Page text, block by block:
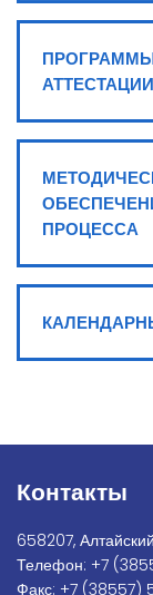
АТТЕСТАЦИИ
ПРОЦЕССА
Контакты
658207,
Телефон: +7
Факс: +7 (38557)